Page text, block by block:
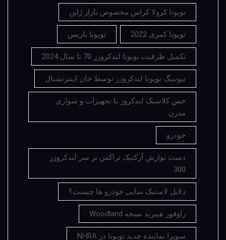
تویوتا کرولا کراس مخصوص بازار ژاپن
تویوتا کمری 2022 تویوتا یاریس
تکمیل ظرفیت تویوتا لندکروزر 70 تا سال 2024
تیونینگ تویوتا لندکروزر توسط خان اینترنشنال
حس کلاسیک لندکروز با تجهیزات و سواری
مدرن
خودرو
دست نوازش آرکتیک تراکس بر سر لندکروزر
300
دلایل لاستیک سایی خودرو ها چیست؟
راوفور هیبرید نسخه Woodland
سوپرا نماینده جدید تویوتا در NHRA